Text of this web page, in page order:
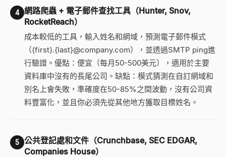
4 網路爬蟲 + 電子郵件查找工具（Hunter, Snov,
RocketReach）
成本較低的工具，輸入姓名和網域，預測電子郵件模式
（{first}.{last}@company.com），並透過SMTP ping進
行驗證。優點：便宜（每月50-500美元），適用於主要
資料庫中沒有的長尾公司。缺點：模式猜測在自訂網域和
別名上會失敗，準確度在50-85%之間波動，沒有公司資
料豐富化，並且你必須先從其他地方獲取目標姓名。
5
公共登記處和文件（Crunchbase, SEC EDGAR,
Companies House）